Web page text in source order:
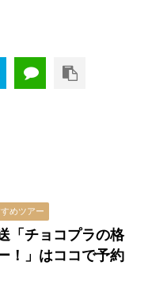
めツアー
「チョコプラの格
！」はココで予約